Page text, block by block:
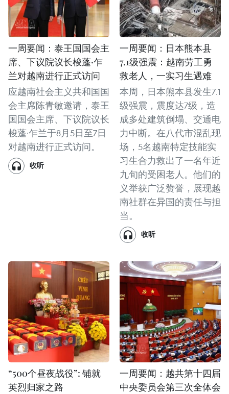
一周要闻：泰王国国会主
席、下议院议长梭蓬·乍
兰对越南进行正式访问
应越南社会主义共和国国
会主席陈青敏邀请，泰王
国国会主席、下议院议长
梭蓬·乍兰于8月5日至7日
对越南进行正式访问。
收听
一周要闻：日本熊本县
7.1级强震：越南劳工勇
救老人，一实习生遇难
本周，日本熊本县发生7.1
级强震，震度达7级，造
成多处建筑倒塌、交通电
力中断。在八代市混乱现
场，5名越南特定技能实
习生合力救出了一名年近
九旬的受困老人。他们的
义举获广泛赞誉，展现越
南社群在异国的责任与担
当。
收听
“500个昼夜战役”: 铺就
英烈归家之路
一周要闻：越共第十四届
中央委员会第三次全体会